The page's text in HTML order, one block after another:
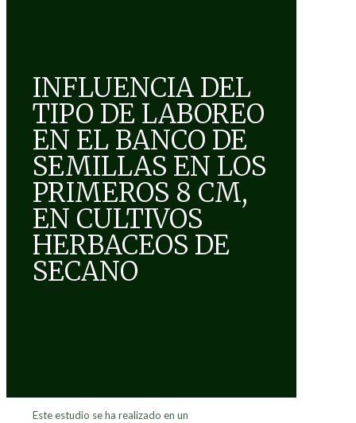
INFLUENCIA DEL
TIPO DE LABOREO
EN EL BANCO DE
SEMILLAS EN LOS
PRIMEROS 8 CM,
EN CULTIVOS
HERBACEOS DE
SECANO
Este estudio se ha realizado en un